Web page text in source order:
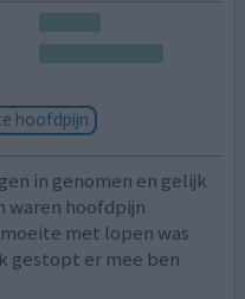
hoofdpijn
in genomen en gelijk
waren hoofdpijn
met lopen was
gestopt er mee ben